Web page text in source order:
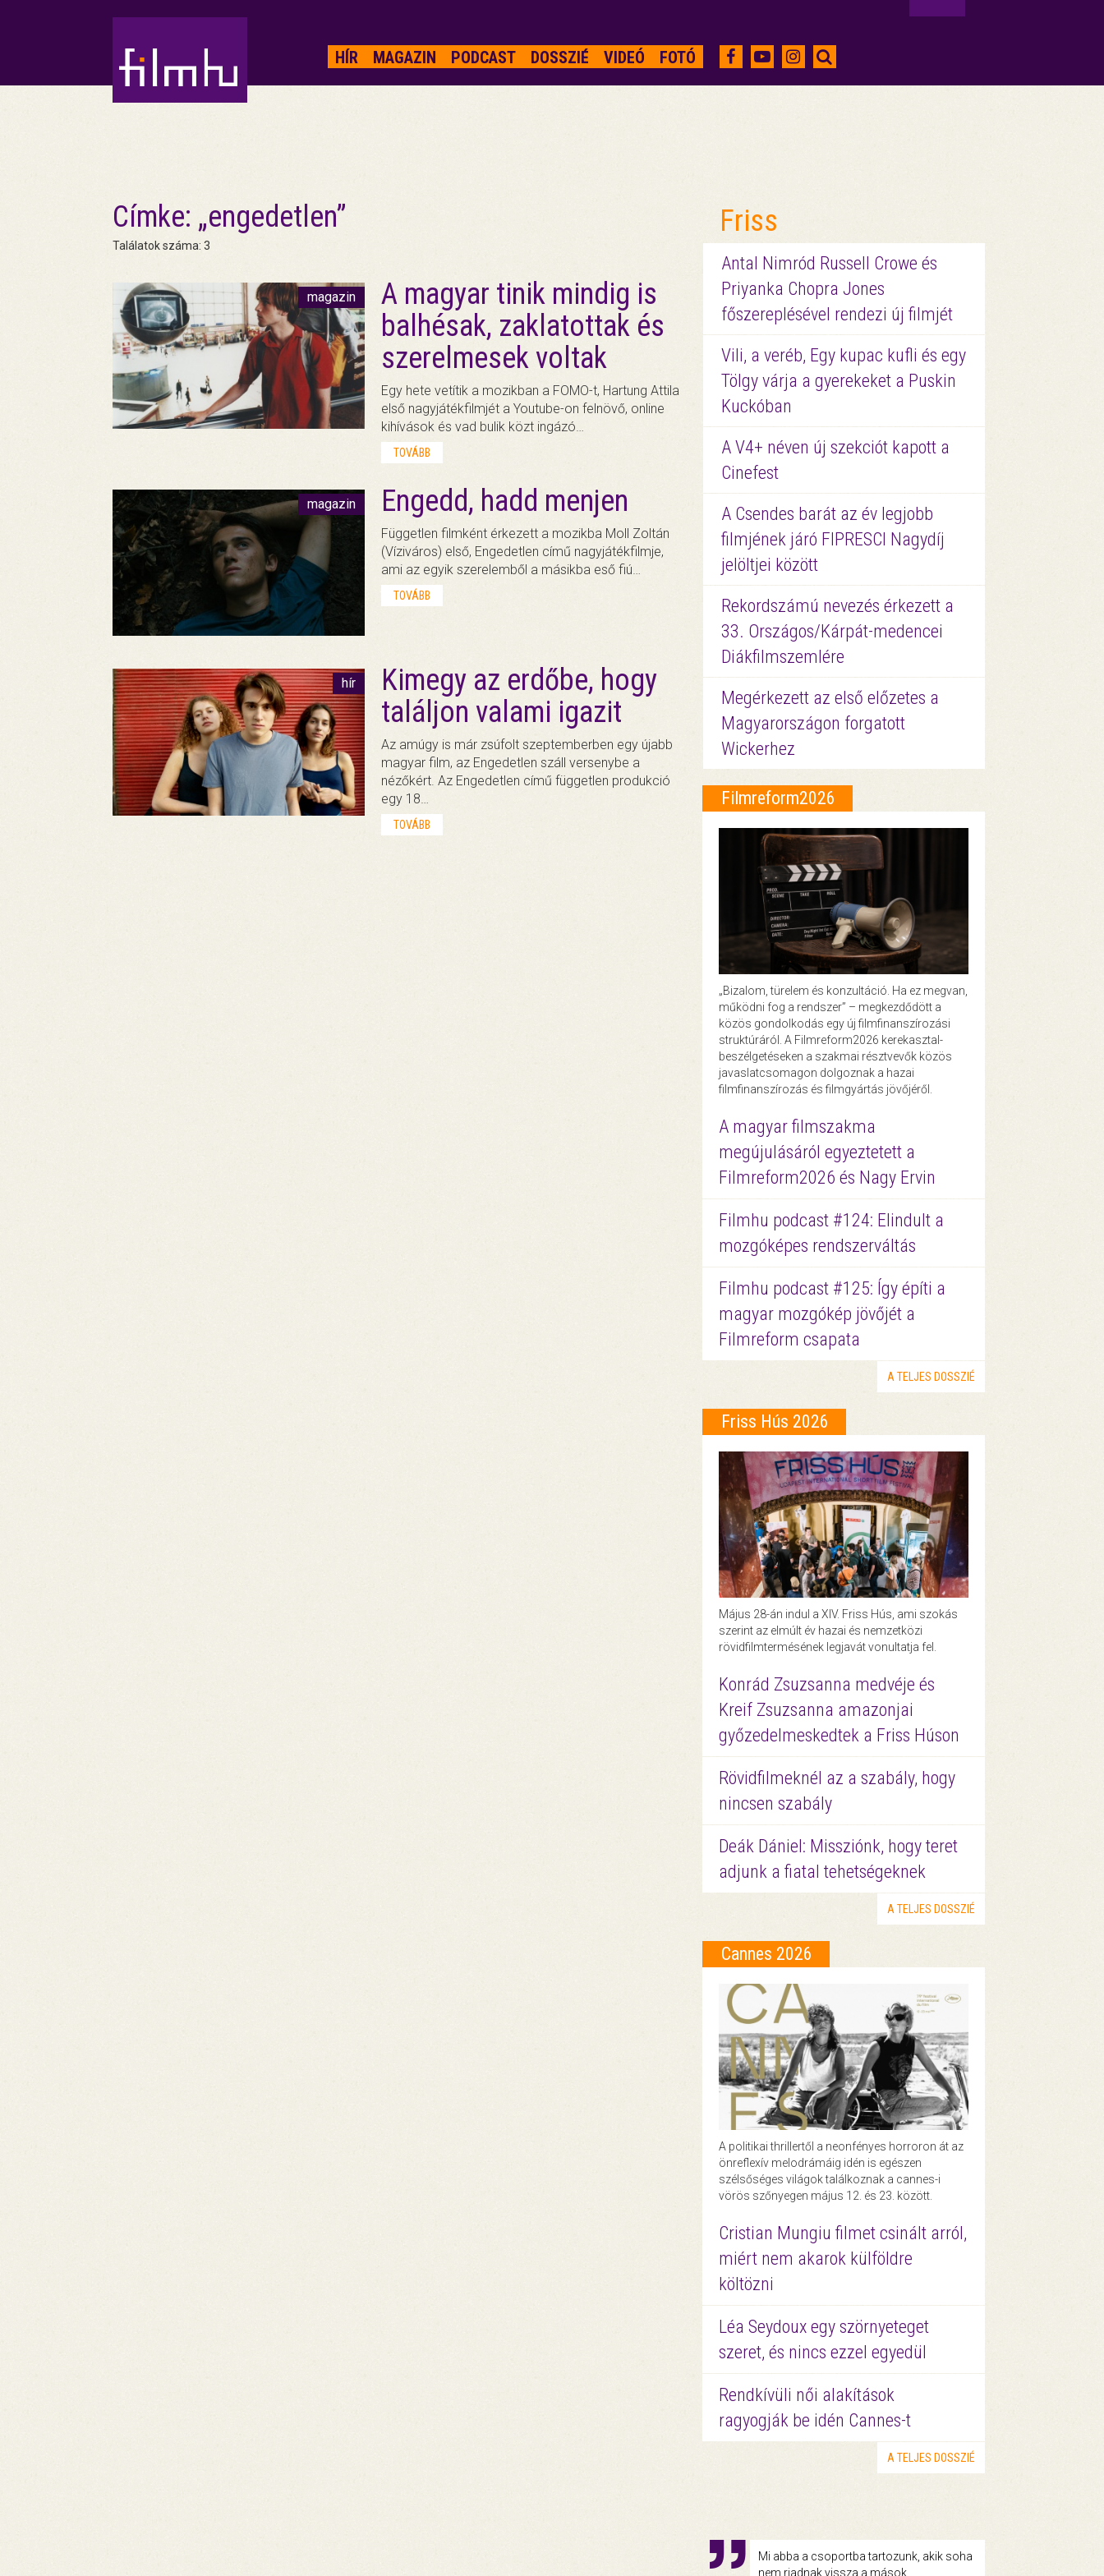
HÍR MAGAZIN PODCAST DOSSZIÉ VIDEÓ FOTÓ
Címke: „engedetlen”
Találatok száma: 3
magazin
A magyar tinik mindig is
balhésak, zaklatottak és
szerelmesek voltak
Egy hete vetítik a mozikban a FOMO-t, Hartung Attila
első nagyjátékfilmjét a Youtube-on felnövő, online
kihívások és vad bulik közt ingázó…
TOVÁBB
magazin Engedd, hadd menjen
Független filmként érkezett a mozikba Moll Zoltán
(Víziváros) első, Engedetlen című nagyjátékfilmje,
ami az egyik szerelemből a másikba eső fiú…
TOVÁBB
hír
Kimegy az erdőbe, hogy
találjon valami igazit
Az amúgy is már zsúfolt szeptemberben egy újabb
magyar film, az Engedetlen száll versenybe a
nézőkért. Az Engedetlen című független produkció
egy 18…
TOVÁBB
Friss
Antal Nimród Russell Crowe és
Priyanka Chopra Jones
főszereplésével rendezi új filmjét
Vili, a veréb, Egy kupac kufli és egy
Tölgy várja a gyerekeket a Puskin
Kuckóban
A V4+ néven új szekciót kapott a
Cinefest
A Csendes barát az év legjobb
filmjének járó FIPRESCI Nagydíj
jelöltjei között
Rekordszámú nevezés érkezett a
33. Országos/Kárpát-medencei
Diákfilmszemlére
Megérkezett az első előzetes a
Magyarországon forgatott
Wickerhez
Filmreform2026
„Bizalom, türelem és konzultáció. Ha ez megvan,
működni fog a rendszer” – megkezdődött a
közös gondolkodás egy új filmfinanszírozási
struktúráról. A Filmreform2026 kerekasztal-
beszélgetéseken a szakmai résztvevők közös
javaslatcsomagon dolgoznak a hazai
filmfinanszírozás és filmgyártás jövőjéről.
A magyar filmszakma
megújulásáról egyeztetett a
Filmreform2026 és Nagy Ervin
Filmhu podcast #124: Elindult a
mozgóképes rendszerváltás
Filmhu podcast #125: Így építi a
magyar mozgókép jövőjét a
Filmreform csapata
A TELJES DOSSZIÉ
Friss Hús 2026
Május 28-án indul a XIV. Friss Hús, ami szokás
szerint az elmúlt év hazai és nemzetközi
rövidfilmtermésének legjavát vonultatja fel.
Konrád Zsuzsanna medvéje és
Kreif Zsuzsanna amazonjai
győzedelmeskedtek a Friss Húson
Rövidfilmeknél az a szabály, hogy
nincsen szabály
Deák Dániel: Missziónk, hogy teret
adjunk a fiatal tehetségeknek
A TELJES DOSSZIÉ
Cannes 2026
A politikai thrillertől a neonfényes horroron át az
önreflexív melodrámáig idén is egészen
szélsőséges világok találkoznak a cannes-i
vörös szőnyegen május 12. és 23. között.
Cristian Mungiu filmet csinált arról,
miért nem akarok külföldre
költözni
Léa Seydoux egy szörnyeteget
szeret, és nincs ezzel egyedül
Rendkívüli női alakítások
ragyogják be idén Cannes-t
A TELJES DOSSZIÉ
Mi abba a csoportba tartozunk, akik soha
nem riadnak vissza a mások